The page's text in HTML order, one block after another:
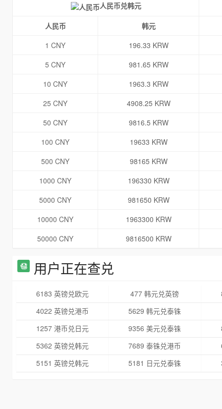
人民币兑韩元
人民币
韩元
1 CNY
196.33 KRW
5 CNY
981.65 KRW
10 CNY
1963.3 KRW
25 CNY
4908.25 KRW
50 CNY
9816.5 KRW
100 CNY
19633 KRW
500 CNY
98165 KRW
1000 CNY
196330 KRW
5000 CNY
981650 KRW
10000 CNY
1963300 KRW
50000 CNY
9816500 KRW
用户正在查兑
6183 英镑兑欧元 477 韩元兑英镑
4022 英镑兑港币
5629 韩元兑泰铢
1257 港币兑日元
9356 美元兑泰铢
5362 英镑兑韩元
7689 泰铢兑港币
5151 英镑兑韩元
5181 日元兑泰铢